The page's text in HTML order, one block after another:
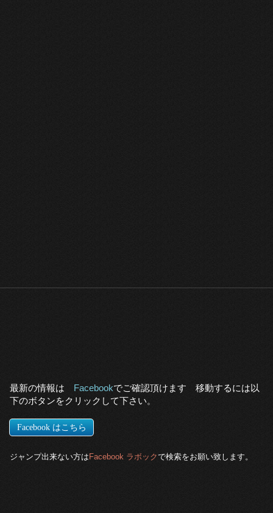
最新の情報は Facebookでご確認頂けます 移動するには以
下のボタンをクリックして下さい。
Facebook はこちら
ジャンプ出来ない方はFacebook ラボックで検索をお願い致します 。